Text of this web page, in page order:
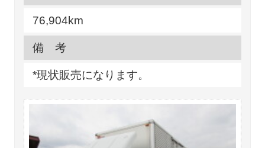
76,904km
備 考
*現状販売になります。